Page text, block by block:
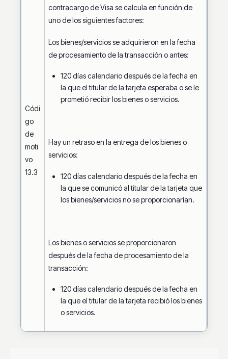
Códi
go
de
moti
vo
13.3
contracargo de Visa se calcula en función de
uno de los siguientes factores:
Los bienes/servicios se adquirieron en la fecha
de procesamiento de la transacción o antes:
120 días calendario después de la fecha en
la que el titular de la tarjeta esperaba o se le
prometió recibir los bienes o servicios.
Hay un retraso en la entrega de los bienes o
servicios:
120 días calendario después de la fecha en
la que se comunicó al titular de la tarjeta que
los bienes/servicios no se proporcionarían.
Los bienes o servicios se proporcionaron
después de la fecha de procesamiento de la
transacción:
120 días calendario después de la fecha en
la que el titular de la tarjeta recibió los bienes
o servicios.